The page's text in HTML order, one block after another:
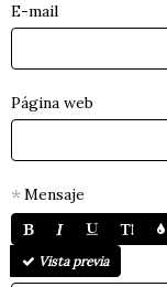
E-mail
Página web
Mensaje
Vista previa